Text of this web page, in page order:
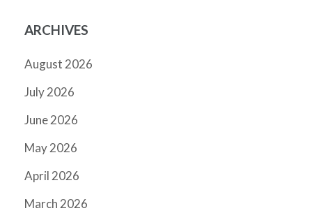
ARCHIVES
August 2026
July 2026
June 2026
May 2026
April 2026
March 2026